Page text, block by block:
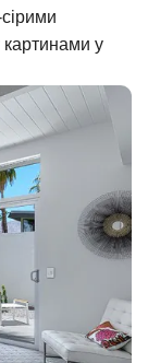
картинами у